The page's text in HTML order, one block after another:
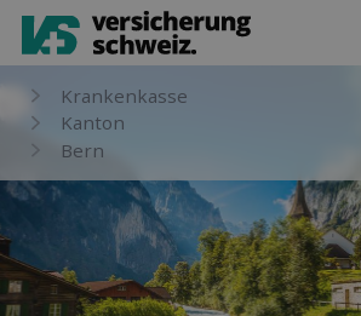
Kranken­kasse
Kanton
Bern